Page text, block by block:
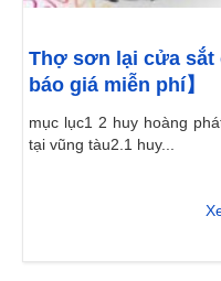
Thợ sơn lại cửa sắt
báo giá miễn phí】
mục lục1 2 huy hoàng
tại vũng tàu2.1 huy...